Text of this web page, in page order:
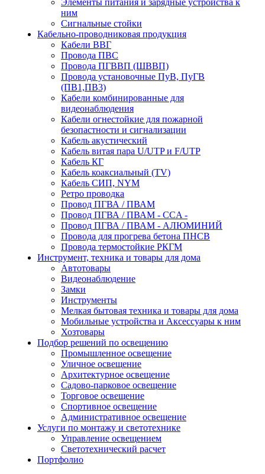
Элементы питания и зарядные устройства к
ним
Сигнальные стойки
Кабельно-проводниковая продукция
Кабели ВВГ
Провода ПВС
Провода ПГВВП (ШВВП)
Провода установочные ПуВ, ПуГВ
(ПВ1,ПВ3)
Кабели комбинированные для
видеонаблюдения
Кабели огнестойкие для пожарной
безопастности и сигнализации
Кабель акустический
Кабель витая пара U/UTP и F/UTP
Кабель КГ
Кабель коаксиальный (TV)
Кабель СИП, NYM
Ретро проводка
Провод ПГВА / ПВАМ
Провод ПГВА / ПВАМ - CCA -
Провод ПГВА / ПВАМ - АЛЮМИНИЙ
Провода для прогрева бетона ПНСВ
Провода термостойкие РКГМ
Инструмент, техника и товары для дома
Автотовары
Видеонаблюдение
Замки
Инструменты
Мелкая бытовая техника и товары для дома
Мобильные устройства и Аксессуары к ним
Хозтовары
Подбор решений по освещению
Промышленное освещение
Уличное освещение
Архитектурное освещение
Садово-парковое освещение
Торговое освещение
Спортивное освещение
Административное освещение
Услуги по монтажу и светотехнике
Управление освещением
Светотехнический расчет
Портфолио